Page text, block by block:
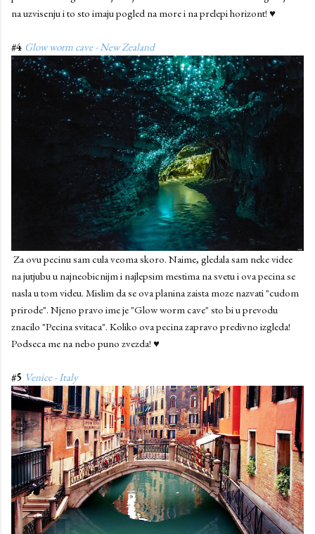
na uzvisenju i to sto imaju pogled na more i na prelepi horizont! ♥
#4 Glow worm cave - New Zealand
Za ovu pecinu sam cula veoma skoro. Naime, gledala sam neke videe
na jutjubu u najneobicnijm i najlepsim mestima na svetu i ova pecina se
nasla u tom videu. Mislim da se ova planina zaista moze nazvati "cudom
prirode". Njeno pravo ime je "Glow worm cave" sto bi u prevodu
znacilo "Pecina svitaca". Koliko ova pecina zapravo predivno izgleda!
Podseca me na nebo puno zvezda! ♥
#5 Venice - Italy